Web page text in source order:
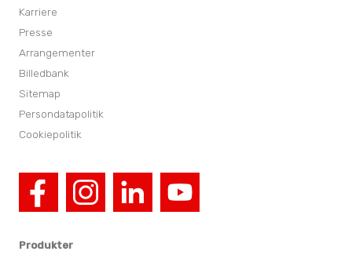
Produkter
Karriere
Presse
Arrangementer
Billedbank
Sitemap
Persondatapolitik
Cookiepolitik